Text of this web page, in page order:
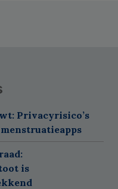
Privacyrisico’s
is